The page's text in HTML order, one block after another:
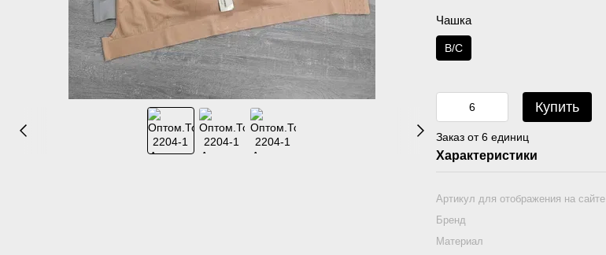
Чашка
B/C
Купить
Заказ от 6 единиц
Характеристики
Артикул для отображения на сайте
Бренд
Материал